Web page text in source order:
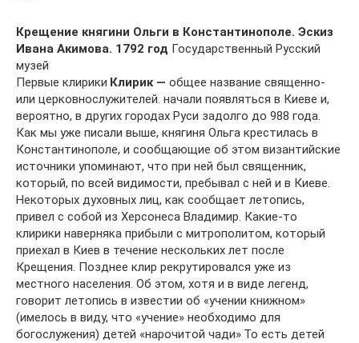
Крещение княгини Ольги в Константинополе. Эскиз
Ивана Акимова. 1792 год Государственный Русский
музей
Первые клирики Клирик — общее название священно-
или церковнослужителей. начали появляться в Киеве и,
вероятно, в других городах Руси задолго до 988 года.
Как мы уже писали выше, княгиня Ольга крестилась в
Константинополе, и сообщающие об этом византийские
источники упоми­нают, что при ней был священник,
который, по всей видимости, пребывал с ней и в Киеве.
Некоторых духовных лиц, как сообщает летопись,
привел с собой из Херсонеса Владимир. Какие-то
клирики наверняка прибыли с митро­политом, который
приехал в Киев в течение нескольких лет после
Крещения. Позднее клир рекрутировался уже из
местного населения. Об этом, хотя и в виде легенд,
говорит летопись в известии об «учении книжном»
(имелось в виду, что «учение» необходимо для
богослужения) детей «нарочитой чади» То есть детей